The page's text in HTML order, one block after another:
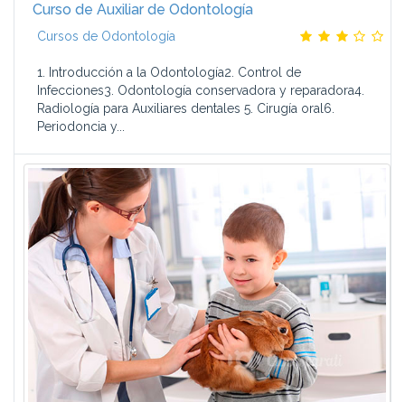
Curso de Auxiliar de Odontología
Cursos de Odontología
1. Introducción a la Odontología2. Control de
Infecciones3. Odontología conservadora y reparadora4.
Radiología para Auxiliares dentales 5. Cirugía oral6.
Periodoncia y...